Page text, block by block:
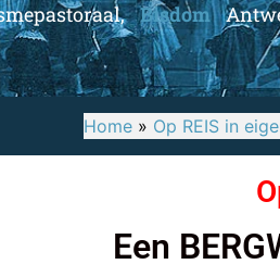
Bisdom
Home » Op REIS in
Een